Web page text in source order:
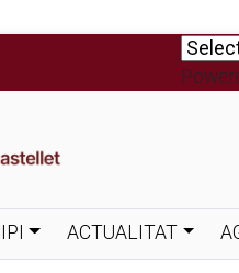
ACTUALITAT